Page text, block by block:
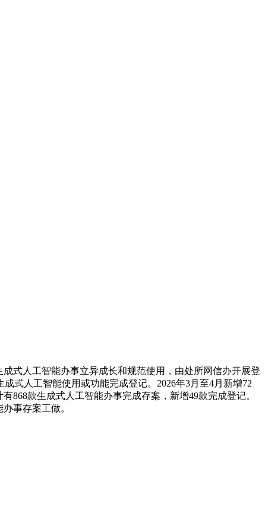
式人工智能办事立异成长和规范使用，由处所网信办开展登
式人工智能使用或功能完成登记。2026年3月至4月新增72
868款生成式人工智能办事完成存案，新增49款完成登记。
事存案工做。